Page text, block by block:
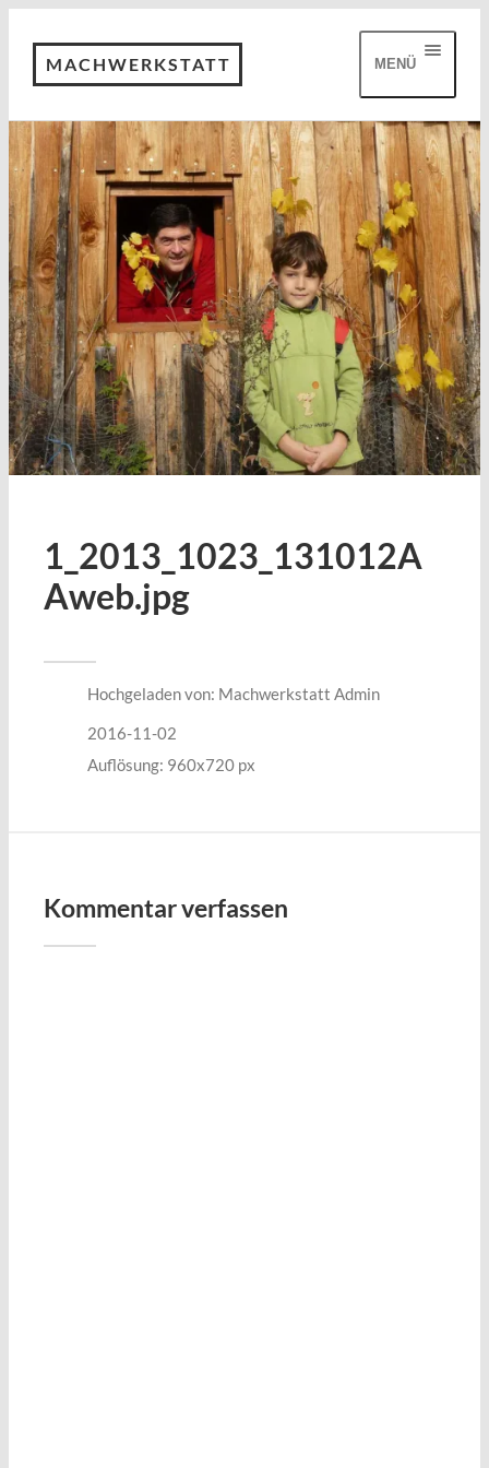
MACHWERKSTATT MENÜ
1_2013_1023_131012A
Aweb.jpg
Hochgeladen von: Machwerkstatt Admin
2016-11-02
Auflösung: 960x720 px
Kommentar verfassen